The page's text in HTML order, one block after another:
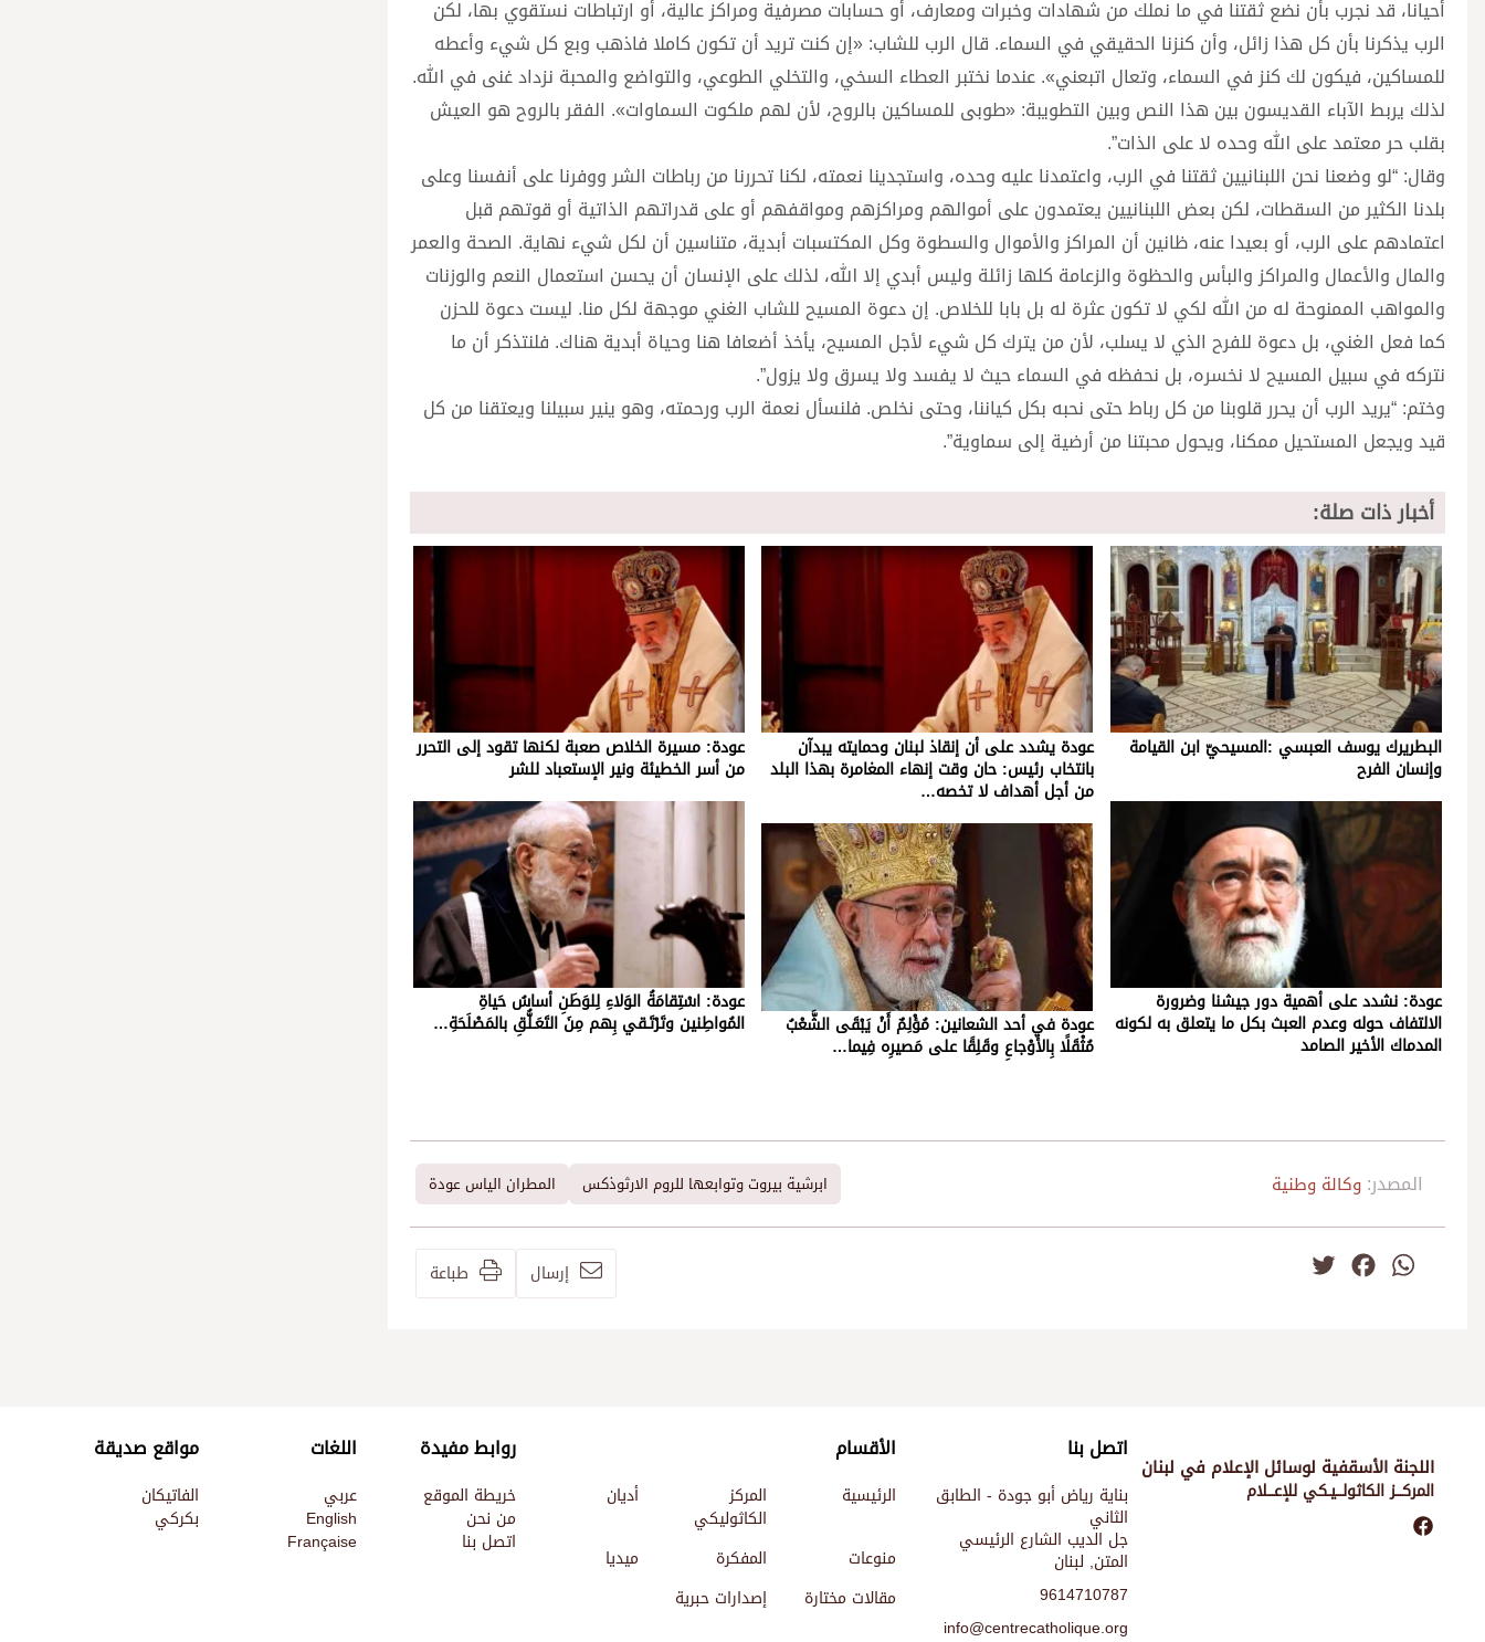
أحيانا، قد نجرب بأن نضع ثقتنا في ما نملك من شهادات وخبرات ومعارف، أو حسابات مصرفية ومراكز عالية، أو ارتباطات نستقوي بها، لكن
الرب يذكرنا بأن كل هذا زائل، وأن كنزنا الحقيقي في السماء. قال الرب للشاب: «إن كنت تريد أن تكون كاملا فاذهب وبع كل شيء وأعطه
للمساكين، فيكون لك كنز في السماء، وتعال اتبعني». عندما نختبر العطاء السخي، والتخلي الطوعي، والتواضع والمحبة نزداد غنى في الله.
لذلك يربط الآباء القديسون بين هذا النص وبين التطويبة: «طوبى للمساكين بالروح، لأن لهم ملكوت السماوات». الفقر بالروح هو العيش
بقلب حر معتمد على الله وحده لا على الذات”.
وقال: “لو وضعنا نحن اللبنانيين ثقتنا في الرب، واعتمدنا عليه وحده، واستجدينا نعمته، لكنا تحررنا من رباطات الشر ووفرنا على أنفسنا وعلى
بلدنا الكثير من السقطات، لكن بعض اللبنانيين يعتمدون على أموالهم ومراكزهم ومواقفهم أو على قدراتهم الذاتية أو قوتهم قبل
اعتمادهم على الرب، أو بعيدا عنه، ظانين أن المراكز والأموال والسطوة وكل المكتسبات أبدية، متناسين أن لكل شيء نهاية. الصحة والعمر
والمال والأعمال والمراكز والبأس والحظوة والزعامة كلها زائلة وليس أبدي إلا الله، لذلك على الإنسان أن يحسن استعمال النعم والوزنات
والمواهب الممنوحة له من الله لكي لا تكون عثرة له بل بابا للخلاص. إن دعوة المسيح للشاب الغني موجهة لكل منا. ليست دعوة للحزن
كما فعل الغني، بل دعوة للفرح الذي لا يسلب، لأن من يترك كل شيء لأجل المسيح، يأخذ أضعافا هنا وحياة أبدية هناك. فلنتذكر أن ما
نتركه في سبيل المسيح لا نخسره، بل نحفظه في السماء حيث لا يفسد ولا يسرق ولا يزول”.
وختم: “يريد الرب أن يحرر قلوبنا من كل رباط حتى نحبه بكل كياننا، وحتى نخلص. فلنسأل نعمة الرب ورحمته، وهو ينير سبيلنا ويعتقنا من كل
قيد ويجعل المستحيل ممكنا، ويحول محبتنا من أرضية إلى سماوية”.
أخبار ذات صلة:
البطريرك يوسف العبسي :المسيحيّ ابن القيامة
وإنسان الفرح
عودة: نشدد على أهمية دور جيشنا وضرورة
الالتفاف حوله وعدم العبث بكل ما يتعلق به لكونه
المدماك الأخير الصامد
عودة يشدد على أن إنقاذ لبنان وحمايته يبدآن
بانتخاب رئيس: حان وقت إنهاء المغامرة بهذا البلد
من أجل أهداف لا تخصه…
عودة في أحد الشعانين: مُؤْلِمٌ أَنْ يَبْقَى الشَّعْبُ
مُثْقَلًا بِالأَوْجاعِ وقَلِقًا على مَصيرِه فِيما…
عودة: مسيرة الخلاص صعبة لكنها تقود إلى التحرر
من أسر الخطيئة ونير الإستعباد للشر
عودة: اسْتِقامَةُ الوَلاءِ لِلوَطَنِ أساسُ حَياةِ
المُواطِنين وتَرْتَـقي بِهم مِنَ التَعَـلُّقِ بالمَصْلَحَةِ…
المصدر: وكالة وطنية ابرشية بيروت وتوابعها للروم الارثوذكس المطران الياس عودة
WhatsApp
Facebook إرسال طباعة
اللجنة الأسقفية لوسائل الإعلام في لبنان
المركـــز الكاثولـــيـكي للإعـــلام
اتصل بنا
بناية رياض أبو جودة - الطابق
الثاني
جل الديب الشارع الرئيسي
المتن, لبنان
9614710787
info@centrecatholique.org
الأقسام
الرئيسية المركز
الكاثوليكي
أديان
منوعات المفكرة
ميديا
مقالات مختارة
إصدارات حبرية
روابط مفيدة
خريطة الموقع
من نحن
اتصل بنا
اللغات
عربي
English
Française
مواقع صديقة
الفاتيكان
بكركي